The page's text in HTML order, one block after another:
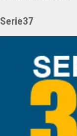
Serie37